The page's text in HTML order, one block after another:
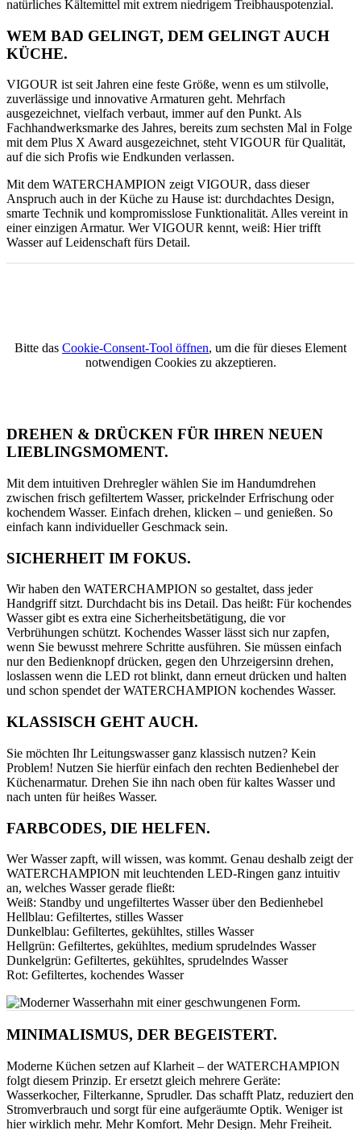
natürliches Kältemittel mit extrem niedrigem Treibhauspotenzial.
WEM BAD GELINGT, DEM GELINGT AUCH
KÜCHE.
VIGOUR ist seit Jahren eine feste Größe, wenn es um stilvolle,
zuverlässige und innovative Armaturen geht. Mehrfach
ausgezeichnet, vielfach verbaut, immer auf den Punkt. Als
Fachhandwerksmarke des Jahres, bereits zum sechsten Mal in Folge
mit dem Plus X Award ausgezeichnet, steht VIGOUR für Qualität,
auf die sich Profis wie Endkunden verlassen.
Mit dem WATERCHAMPION zeigt VIGOUR, dass dieser
Anspruch auch in der Küche zu Hause ist: durchdachtes Design,
smarte Technik und kompromisslose Funktionalität. Alles vereint in
einer einzigen Armatur. Wer VIGOUR kennt, weiß: Hier trifft
Wasser auf Leidenschaft fürs Detail.
Bitte das Cookie-Consent-Tool öffnen, um die für dieses Element
notwendigen Cookies zu akzeptieren.
DREHEN & DRÜCKEN FÜR IHREN NEUEN
LIEBLINGSMOMENT.
Mit dem intuitiven Drehregler wählen Sie im Handumdrehen
zwischen frisch gefiltertem Wasser, prickelnder Erfrischung oder
kochendem Wasser. Einfach drehen, klicken – und genießen. So
einfach kann individueller Geschmack sein.
SICHERHEIT IM FOKUS.
Wir haben den WATERCHAMPION so gestaltet, dass jeder
Handgriff sitzt. Durchdacht bis ins Detail. Das heißt: Für kochendes
Wasser gibt es extra eine Sicherheitsbetätigung, die vor
Verbrühungen schützt. Kochendes Wasser lässt sich nur zapfen,
wenn Sie bewusst mehrere Schritte ausführen. Sie müssen einfach
nur den Bedienknopf drücken, gegen den Uhrzeigersinn drehen,
loslassen wenn die LED rot blinkt, dann erneut drücken und halten
und schon spendet der WATERCHAMPION kochendes Wasser.
KLASSISCH GEHT AUCH.
Sie möchten Ihr Leitungswasser ganz klassisch nutzen? Kein
Problem! Nutzen Sie hierfür einfach den rechten Bedienhebel der
Küchenarmatur. Drehen Sie ihn nach oben für kaltes Wasser und
nach unten für heißes Wasser.
FARBCODES, DIE HELFEN.
Wer Wasser zapft, will wissen, was kommt. Genau deshalb zeigt der
WATERCHAMPION mit leuchtenden LED-Ringen ganz intuitiv
an, welches Wasser gerade fließt:
Weiß: Standby und ungefiltertes Wasser über den Bedienhebel
Hellblau: Gefiltertes, stilles Wasser
Dunkelblau: Gefiltertes, gekühltes, stilles Wasser
Hellgrün: Gefiltertes, gekühltes, medium sprudelndes Wasser
Dunkelgrün: Gefiltertes, gekühltes, sprudelndes Wasser
Rot: Gefiltertes, kochendes Wasser
MINIMALISMUS, DER BEGEISTERT.
Moderne Küchen setzen auf Klarheit – der WATERCHAMPION
folgt diesem Prinzip. Er ersetzt gleich mehrere Geräte:
Wasserkocher, Filterkanne, Sprudler. Das schafft Platz, reduziert den
Stromverbrauch und sorgt für eine aufgeräumte Optik. Weniger ist
hier wirklich mehr. Mehr Komfort. Mehr Design. Mehr Freiheit.